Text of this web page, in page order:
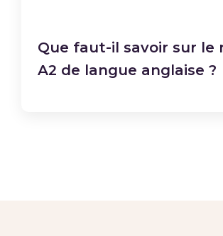
Que faut-il savoir sur le
A2 de langue anglaise ?